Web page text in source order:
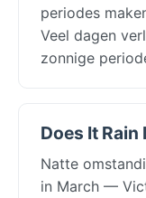
periodes
Veel dagen
zonnige
Does It
Natte
in March —